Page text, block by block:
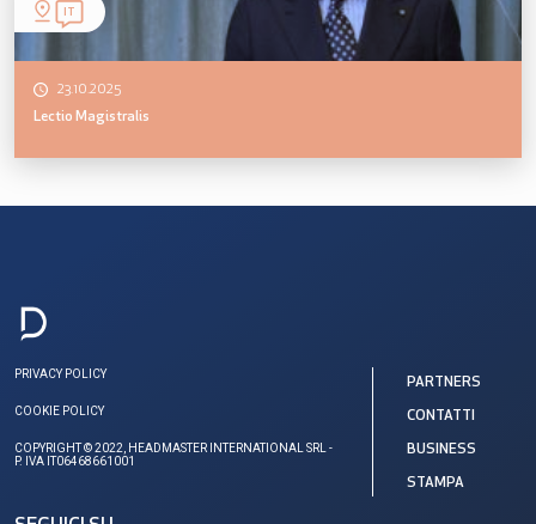
IT
23.10.2025
Lectio Magistralis
PRIVACY POLICY
COOKIE POLICY
COPYRIGHT © 2022, HEADMASTER INTERNATIONAL SRL -
P. IVA IT06468661001
PARTNERS
CONTATTI
BUSINESS
STAMPA